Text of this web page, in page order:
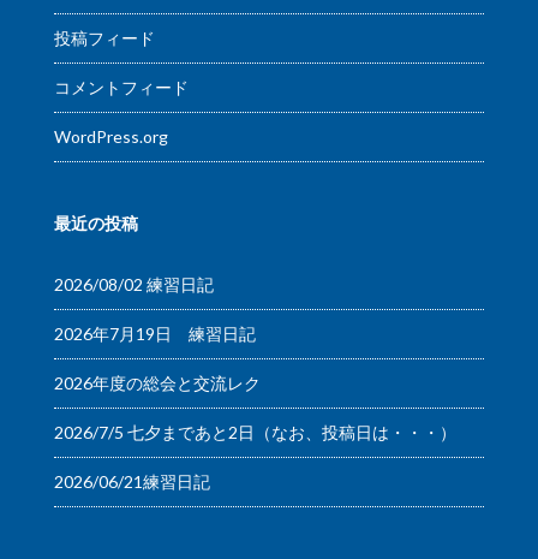
投稿フィード
コメントフィード
WordPress.org
最近の投稿
2026/08/02 練習日記
2026年7月19日 練習日記
2026年度の総会と交流レク
2026/7/5 七夕まであと2日（なお、投稿日は・・・）
2026/06/21練習日記